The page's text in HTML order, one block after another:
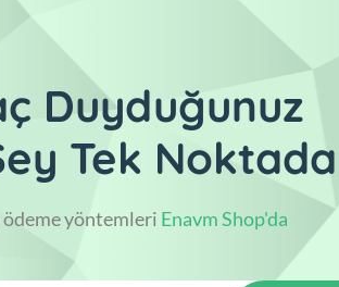
Duyduğunuz
Tek Noktada
yöntemleri Enavm Shop'da